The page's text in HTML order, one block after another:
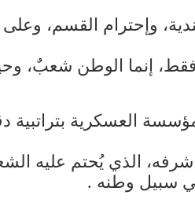
وإحترام القسم،
فقط، إنما الوطن
العسكرية بتراتبية
شرفه، الذي يُحتم عليه
سبيل وطنه .